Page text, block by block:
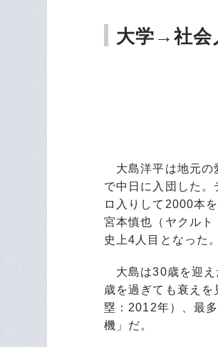
大学→社会
大島洋平は地元の
で中日に入団した
ロ入りして2000本
宮本慎也（ヤクル
史上4人目となった。
大島は30歳を迎え
歳を過ぎても衰え
塁：2012年）、最
機」だ。